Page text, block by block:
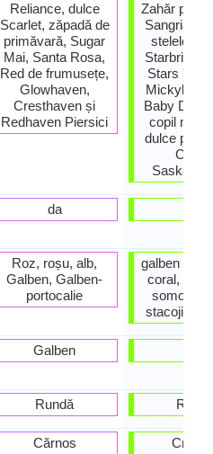
Reliance, dulce
Scarlet, zăpadă de
primăvară, Sugar
Mai, Santa Rosa,
Red de frumusețe,
Glowhaven,
Cresthaven și
Redhaven Piersici
da
Roz, roșu, alb,
Galben, Galben-
portocalie
Galben
Rundă
Cărnos
Zahăr
Sangria,
stelelor,
Starbrite,
Stars 'n'
Mickylee,
Baby Doll
copil mic
dulce
galben
coral,
somon
stacojiu